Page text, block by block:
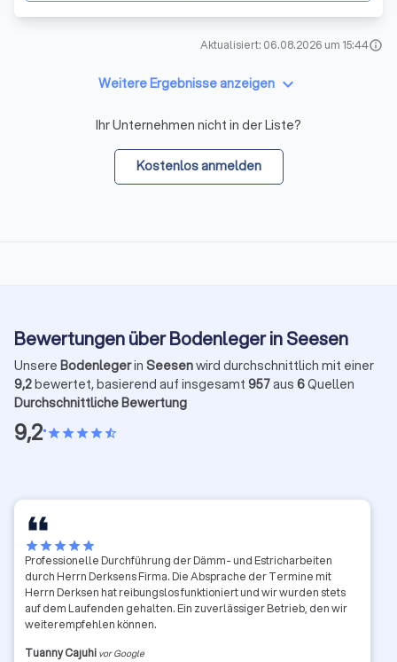
Aktualisiert: 06.08.2026 um 15:44info
Weitere Ergebnisse anzeigen keyboard_arrow_down
Ihr Unternehmen nicht in der Liste?
Kostenlos anmelden
Bewertungen über Bodenleger in Seesen
Unsere Bodenlegerin Seesenwird durchschnittlich mit einer
9,2bewertet, basierend auf insgesamt 957aus 6Quellen
Durchschnittliche Bewertung
9,2•starstarstarstarstar_half
starstarstarstarstar
Professionelle Durchführung der Dämm- und Estricharbeiten
durch Herrn Derksens Firma. Die Absprache der Termine mit
Herrn Derksen hat reibungslos funktioniert und wir wurden stets
auf dem Laufenden gehalten. Ein zuverlässiger Betrieb, den wir
weiterempfehlen können.
Tuanny Cajuhi vor Google